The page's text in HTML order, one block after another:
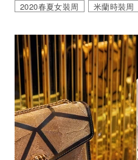
2020春夏女裝周
米蘭時裝周